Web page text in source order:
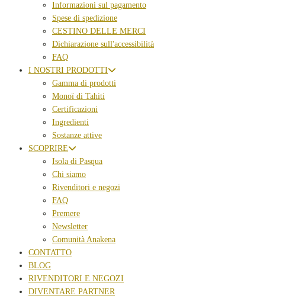
Informazioni sul pagamento
Spese di spedizione
CESTINO DELLE MERCI
Dichiarazione sull'accessibilità
FAQ
I NOSTRI PRODOTTI
Gamma di prodotti
Monoï di Tahiti
Certificazioni
Ingredienti
Sostanze attive
SCOPRIRE
Isola di Pasqua
Chi siamo
Rivenditori e negozi
FAQ
Premere
Newsletter
Comunità Anakena
CONTATTO
BLOG
RIVENDITORI E NEGOZI
DIVENTARE PARTNER